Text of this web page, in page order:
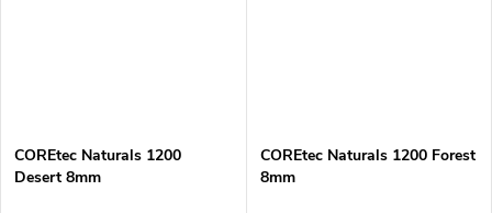
COREtec Naturals 1200
Desert 8mm
COREtec Naturals 1200 Forest
8mm